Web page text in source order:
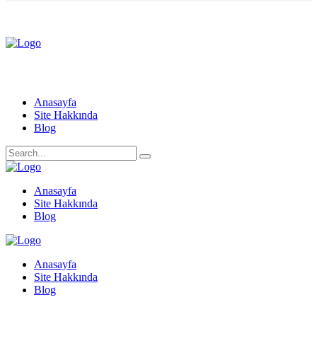
Anasayfa
Site Hakkında
Blog
Anasayfa
Site Hakkında
Blog
Anasayfa
Site Hakkında
Blog